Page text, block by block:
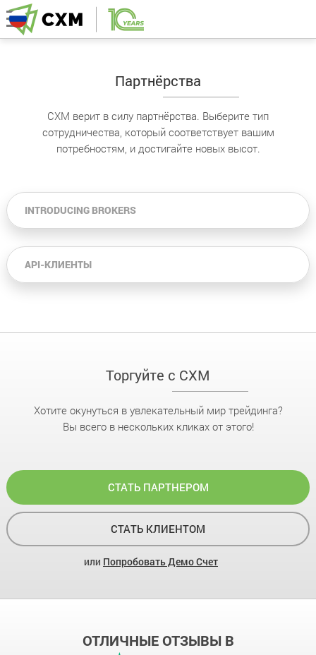
Партнёрства
CXM верит в силу партнёрства. Выберите тип
сотрудничества, который соответствует вашим
потребностям, и достигайте новых высот.
INTRODUCING BROKERS
API-КЛИЕНТЫ
Торгуйте с CXM
Хотите окунуться в увлекательный мир трейдинга?
Вы всего в нескольких кликах от этого!
СТАТЬ ПАРТНЕРОМ
СТАТЬ КЛИЕНТОМ
или Попробовать Демо Счет
ОТЛИЧНЫЕ ОТЗЫВЫ В